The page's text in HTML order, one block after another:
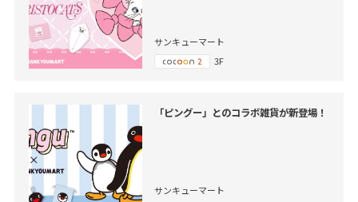
サンキューマート
3F
「ピングー」とのコラボ雑貨が新登場！
サンキューマート